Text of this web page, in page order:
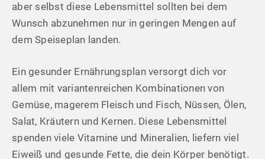
aber selbst diese Lebensmittel sollten bei dem
Wunsch abzunehmen nur in geringen Mengen auf
dem Speiseplan landen.
Ein gesunder Ernährungsplan versorgt dich vor
allem mit variantenreichen Kombinationen von
Gemüse, magerem Fleisch und Fisch, Nüssen, Ölen,
Salat, Kräutern und Kernen. Diese Lebensmittel
spenden viele Vitamine und Mineralien, liefern viel
Eiweiß und gesunde Fette, die dein Körper benötigt.